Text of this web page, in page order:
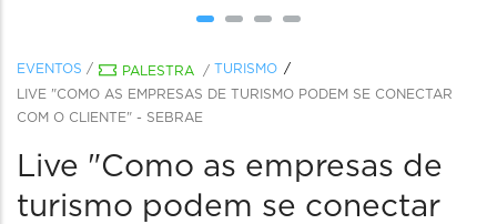
EVENTOS / PALESTRA / TURISMO
LIVE "COMO AS EMPRESAS DE TURISMO PODEM SE CONECTAR
COM O CLIENTE" - SEBRAE
Live "Como as empresas de
turismo podem se conectar